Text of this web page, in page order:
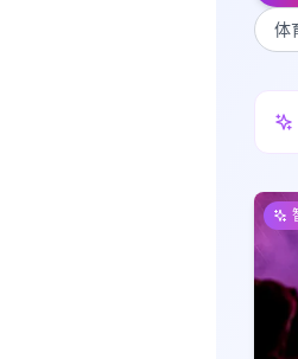
体